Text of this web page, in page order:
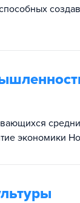
экономики